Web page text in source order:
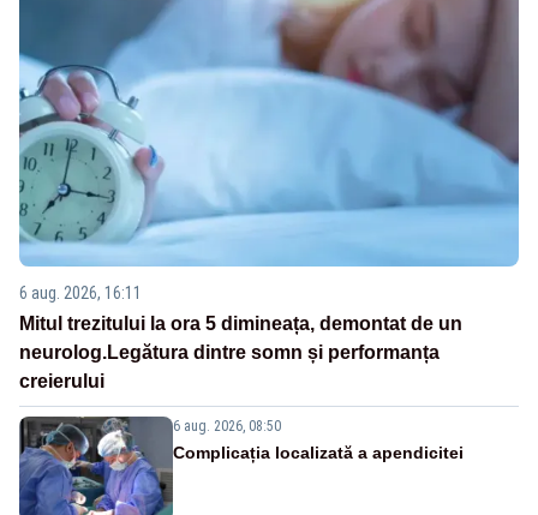
6 aug. 2026, 16:11
Mitul trezitului la ora 5 dimineața, demontat de un
neurolog.Legătura dintre somn și performanța
creierului
6 aug. 2026, 08:50
Complicația localizată a apendicitei